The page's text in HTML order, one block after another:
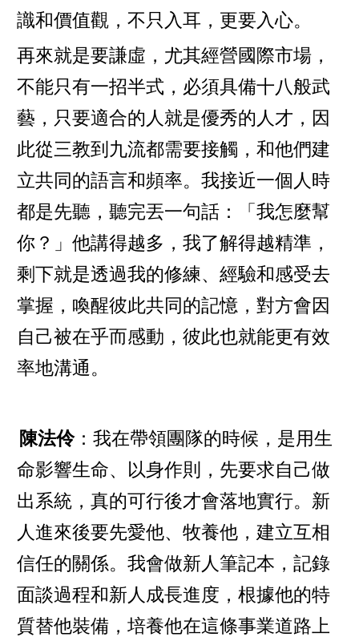
識和價值觀，不只入耳，更要入心。
再來就是要謙虛，尤其經營國際市場，
不能只有一招半式，必須具備十八般武
藝，只要適合的人就是優秀的人才，因
此從三教到九流都需要接觸，和他們建
立共同的語言和頻率。我接近一個人時
都是先聽，聽完丟一句話：「我怎麼幫
你？」他講得越多，我了解得越精準，
剩下就是透過我的修練、經驗和感受去
掌握，喚醒彼此共同的記憶，對方會因
自己被在乎而感動，彼此也就能更有效
率地溝通。
陳法伶：我在帶領團隊的時候，是用生
命影響生命、以身作則，先要求自己做
出系統，真的可行後才會落地實行。新
人進來後要先愛他、牧養他，建立互相
信任的關係。我會做新人筆記本，記錄
面談過程和新人成長進度，根據他的特
質替他裝備，培養他在這條事業道路上